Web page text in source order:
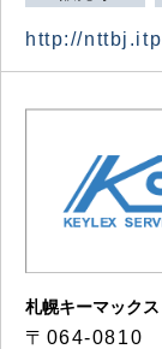
http://
札幌キーマックス
〒064-0810